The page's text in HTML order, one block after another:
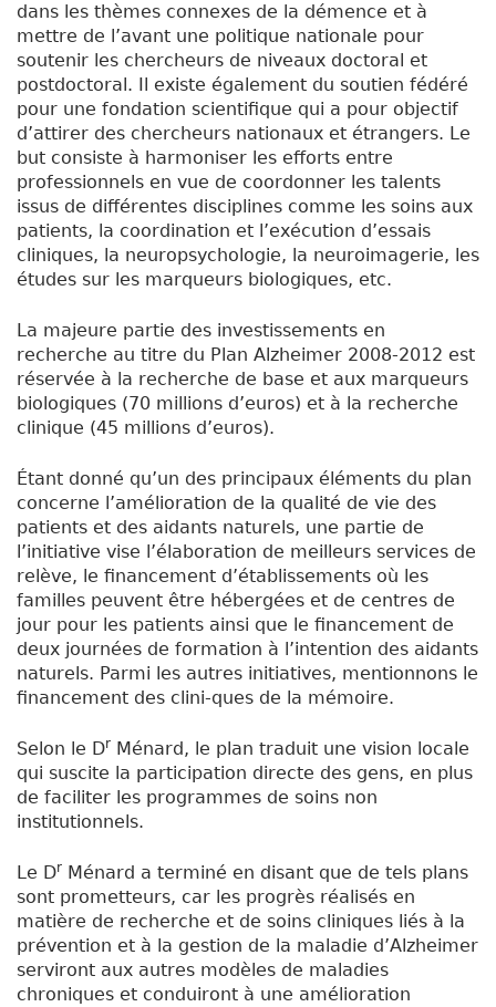
dans les thèmes connexes de la démence et à
mettre de l’avant une politique nationale pour
soutenir les chercheurs de niveaux doctoral et
postdoctoral. Il existe également du soutien fédéré
pour une fondation scientifique qui a pour objectif
d’attirer des chercheurs nationaux et étrangers. Le
but consiste à harmoniser les efforts entre
professionnels en vue de coordonner les talents
issus de différentes disciplines comme les soins aux
patients, la coordination et l’exécution d’essais
cliniques, la neuropsychologie, la neuroimagerie, les
études sur les marqueurs biologiques, etc.
La majeure partie des investissements en
recherche au titre du Plan Alzheimer 2008-2012 est
réservée à la recherche de base et aux marqueurs
biologiques (70 millions d’euros) et à la recherche
clinique (45 millions d’euros).
Étant donné qu’un des principaux éléments du plan
concerne l’amélioration de la qualité de vie des
patients et des aidants naturels, une partie de
l’initiative vise l’élaboration de meilleurs services de
relève, le financement d’établissements où les
familles peuvent être hébergées et de centres de
jour pour les patients ainsi que le financement de
deux journées de formation à l’intention des aidants
naturels. Parmi les autres initiatives, mentionnons le
financement des clini-ques de la mémoire.
Selon le Dr Ménard, le plan traduit une vision locale
qui suscite la participation directe des gens, en plus
de faciliter les programmes de soins non
institutionnels.
Le Dr Ménard a terminé en disant que de tels plans
sont prometteurs, car les progrès réalisés en
matière de recherche et de soins cliniques liés à la
prévention et à la gestion de la maladie d’Alzheimer
serviront aux autres modèles de maladies
chroniques et conduiront à une amélioration